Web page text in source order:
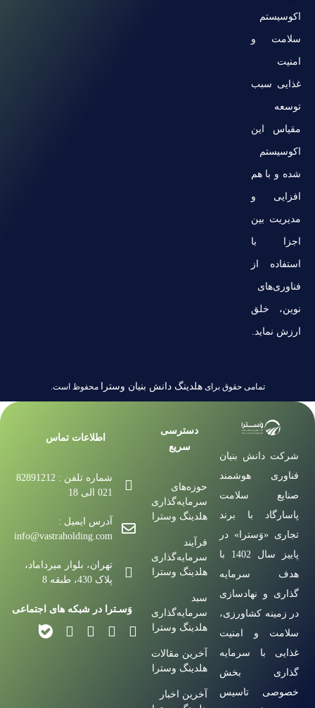
اکوسیستم
سلامت و
امنیت
غذایی سبب
توسعه
مقیاس این
اکوسیستم
شده و با هم
افزایی و
مدیریت بین
اجزا با
استفاده از
فناوری‌های
نوین، خلق
ارزش نماید.
تمامی حقوق برایهلدینگ دانش بنیان وسترا محفوظ است.
شرکت دانش بنیان
فناوری هوشمند
صنایع سلامت
پاسارگاد با برند
تجاری «وَسترا» در
پاییز سال 1402 با
هدف سرمایه
گذاری و نهادسازی
در زمینه کشاورزی،
سلامت و امنیت
غذایی با سرمایه
گذاری بخش
خصوصی تاسیس
دسترسی
سریع
حوزه‌های
سرمایه‌گذاری
هلدینگ وسترا
فرآیند
سرمایه‌گذاری
هلدینگ وسترا
سبد
سرمایه‌گذاری
هلدینگ وسترا
آخرین مقالات
هلدینگ وسترا
آخرین اخبار
اطلاعات تماس
شماره تلفن : 82891212
021 الی 18
آدرس ایمیل :
info@vastraholding.com
تهران، بلوار میرداماد،
پلاک 430، طبقه 8
وَسـترا در شبکه های اجتماعی